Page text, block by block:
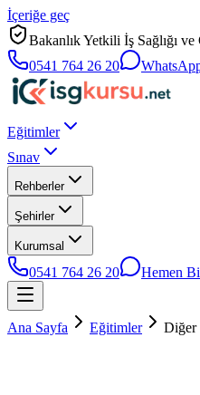
İçeriğe geç
Bakanlık Yetkili İş Sağlığı
0541 764 26 20
Eğitimler
Sınav
Rehberler
Şehirler
Kurumsal
0541 764 26 20 Hemen
Ana Sayfa Eğitimler Diğer